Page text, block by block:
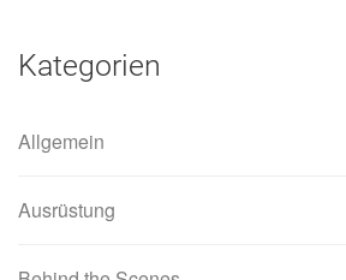
Kategorien
Allgemein
Ausrüstung